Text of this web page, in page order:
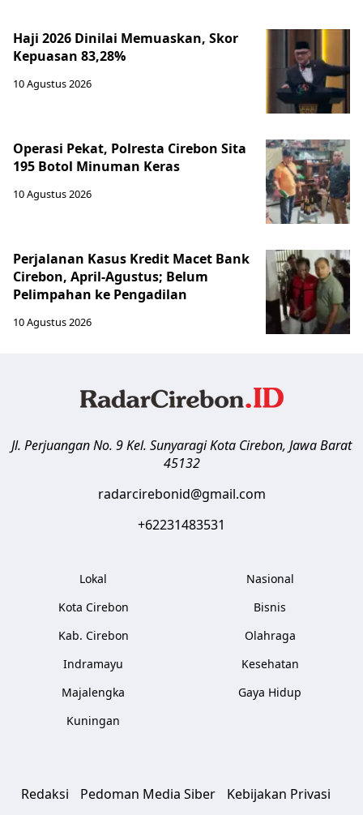
Haji 2026 Dinilai Memuaskan, Skor
Kepuasan 83,28%
10 Agustus 2026
Operasi Pekat, Polresta Cirebon Sita
195 Botol Minuman Keras
10 Agustus 2026
Perjalanan Kasus Kredit Macet Bank
Cirebon, April-Agustus; Belum
Pelimpahan ke Pengadilan
10 Agustus 2026
Jl. Perjuangan No. 9 Kel. SunyaragiKota Cirebon, Jawa Barat
45132
radarcirebonid@gmail.com
+62231483531
Lokal
Kota Cirebon
Kab. Cirebon
Indramayu
Majalengka
Kuningan
Nasional
Bisnis
Olahraga
Kesehatan
Gaya Hidup
Redaksi Pedoman Media Siber
Kebijakan Privasi